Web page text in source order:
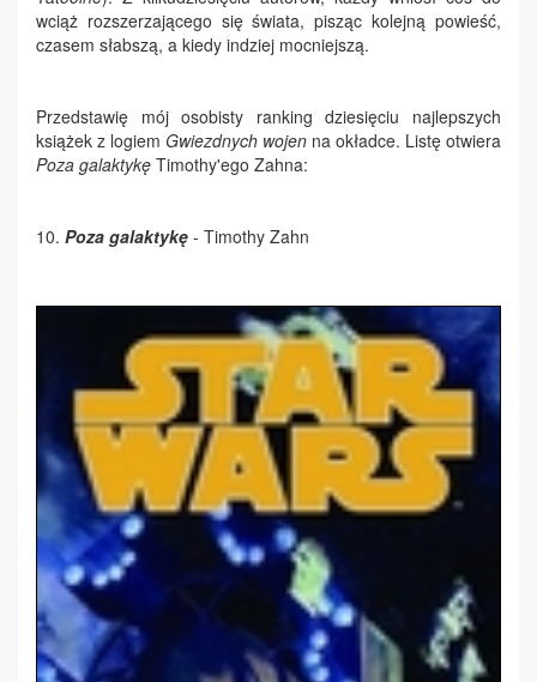
wciąż rozszerzającego się świata, pisząc kolejną powieść,
czasem słabszą, a kiedy indziej mocniejszą.
Przedstawię mój osobisty ranking dziesięciu najlepszych
książek z logiem Gwiezdnych wojen na okładce. Listę otwiera
Poza galaktykę Timothy'ego Zahna:
10. Poza galaktykę - Timothy Zahn